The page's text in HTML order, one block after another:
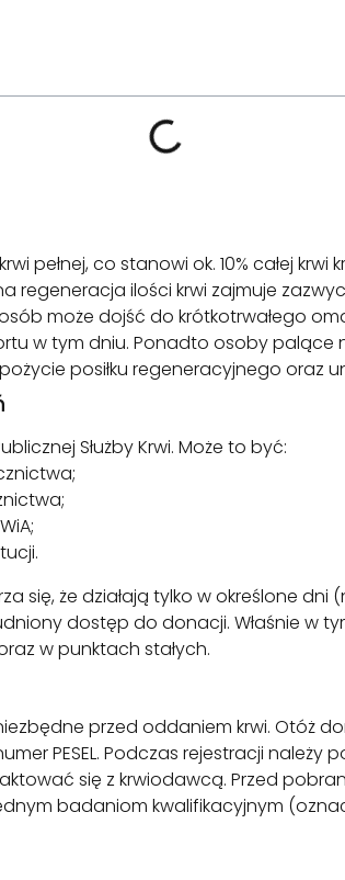
pełnej, co stanowi ok. 10% całej krwi
regeneracja ilości krwi zajmuje
może dojść do krótkotrwałego
w tym dniu. Ponadto osoby palące
posiłku regeneracyjnego oraz
Służby Krwi. Może to być:
się, że działają tylko w określone
dostęp do donacji. Właśnie w
w punktach stałych.
przed oddaniem krwi. Otóż
PESEL. Podczas rejestracji
się z krwiodawcą. Przed
badaniom kwalifikacyjnym